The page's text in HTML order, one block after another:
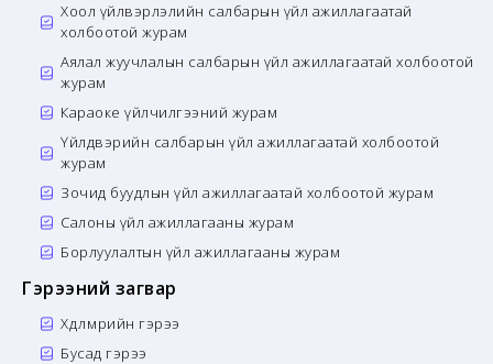
Хоол үйлвэрлэлийн салбарын үйл ажиллагаатай
холбоотой журам
Аялал жуучлалын салбарын үйл ажиллагаатай холбоотой
журам
Караоке үйлчилгээний журам
Үйлдвэрийн салбарын үйл ажиллагаатай холбоотой
журам
Зочид буудлын үйл ажиллагаатай холбоотой журам
Салоны үйл ажиллагааны журам
Борлуулалтын үйл ажиллагааны журам
Гэрээний загвар
Хөдөлмөрийн гэрээ
Бусад гэрээ